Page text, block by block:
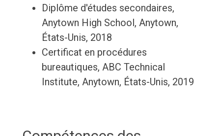
Diplôme d'études secondaires,
Anytown High School, Anytown,
États-Unis, 2018
Certificat en procédures
bureautiques, ABC Technical
Institute, Anytown, États-Unis, 2019